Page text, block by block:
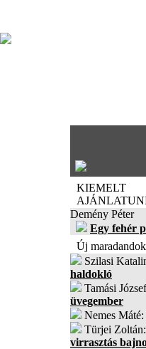
KIEMELT
Demény Péter
Egy fehér
Új
Szilasi
haldokló
Tamási
üvegember
Nemes Máté:
Türjei Zoltán:
virrasztás